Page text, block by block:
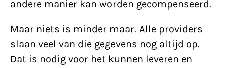
andere manier kan worden gecompenseerd.
Maar niets is minder maar. Alle providers
slaan veel van die gegevens nog altijd op.
Dat is nodig voor het kunnen leveren en